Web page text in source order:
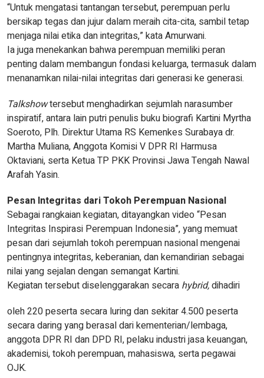
“Untuk mengatasi tantangan tersebut, perempuan perlu
bersikap tegas dan jujur dalam meraih cita-cita, sambil tetap
menjaga nilai etika dan integritas,” kata Amurwani.
Ia juga menekankan bahwa perempuan memiliki peran
penting dalam membangun fondasi keluarga, termasuk dalam
menanamkan nilai-nilai integritas dari generasi ke generasi.
Talkshowtersebut menghadirkan sejumlah narasumber
inspiratif, antara lain putri penulis buku biografi Kartini Myrtha
Soeroto, Plh. Direktur Utama RS Kemenkes Surabaya dr.
Martha Muliana, Anggota Komisi V DPR RI Harmusa
Oktaviani, serta Ketua TP PKK Provinsi Jawa Tengah Nawal
Arafah Yasin.
Pesan Integritas dari Tokoh Perempuan Nasional
Sebagai rangkaian kegiatan, ditayangkan video “Pesan
Integritas Inspirasi Perempuan Indonesia”, yang memuat
pesan dari sejumlah tokoh perempuan nasional mengenai
pentingnya integritas, keberanian, dan kemandirian sebagai
nilai yang sejalan dengan semangat Kartini.
Kegiatan tersebut diselenggarakan secara hybrid,dihadiri
oleh 220 peserta secara luring dan sekitar 4.500 peserta
secara daring yang berasal dari kementerian/lembaga,
anggota DPR RI dan DPD RI, pelaku industri jasa keuangan,
akademisi, tokoh perempuan, mahasiswa, serta pegawai
OJK.